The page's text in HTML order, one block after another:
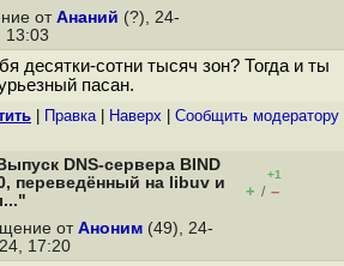
от Ананий (?), 24-
13:03
десятки-сотни тысяч зон? Тогда и ты
пасан.
Правка| Наверх Cообщить модератору
DNS-сервера BIND
переведённый на libuv и
+1
+ / –
от Аноним (49), 24-
17:20